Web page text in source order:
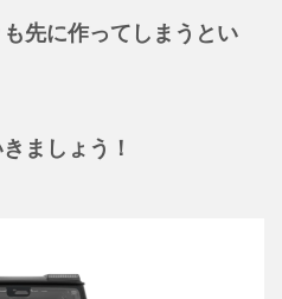
先に作ってしまうとい
ましょう！